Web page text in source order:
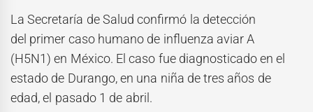
La Secretaría de Salud confirmó la detección
del primer caso humano de influenza aviar A
(H5N1) en México. El caso fue diagnosticado en el
estado de Durango, en una niña de tres años de
edad, el pasado 1 de abril.